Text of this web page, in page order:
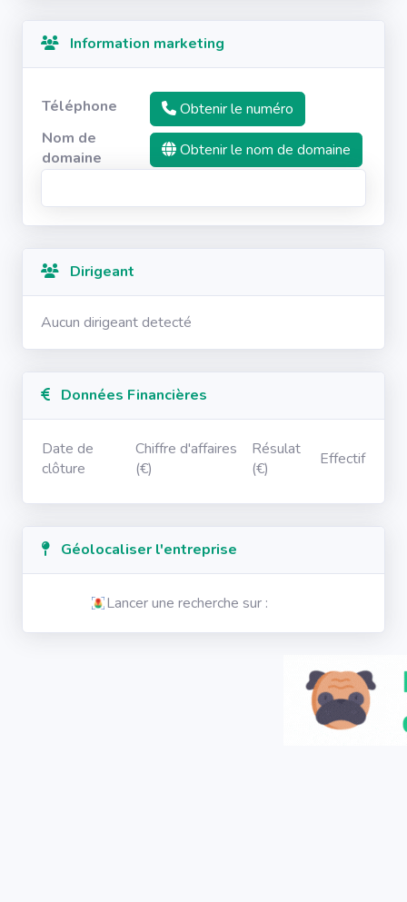
Information marketing
Téléphone
Obtenir le numéro
Nom de
domaine
Obtenir le nom de domaine
Dirigeant
Aucun dirigeant detecté
Données Financières
Date de
clôture
Chiffre d'affaires
(€)
Résulat
(€)
Effectif
Géolocaliser l'entreprise
Lancer une recherche sur :